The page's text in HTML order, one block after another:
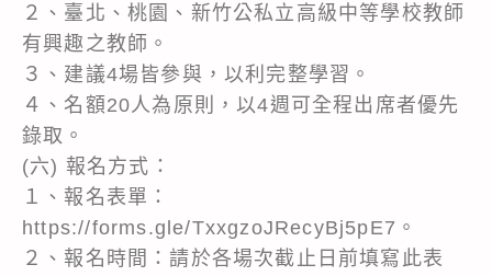
２、臺北、桃園、新竹公私立高級中等學校教師
有興趣之教師。
３、建議4場皆參與，以利完整學習。
４、名額20人為原則，以4週可全程出席者優先
錄取。
(六) 報名方式：
１、報名表單：
https://forms.gle/TxxgzoJRecyBj5pE7。
２、報名時間：請於各場次截止日前填寫此表